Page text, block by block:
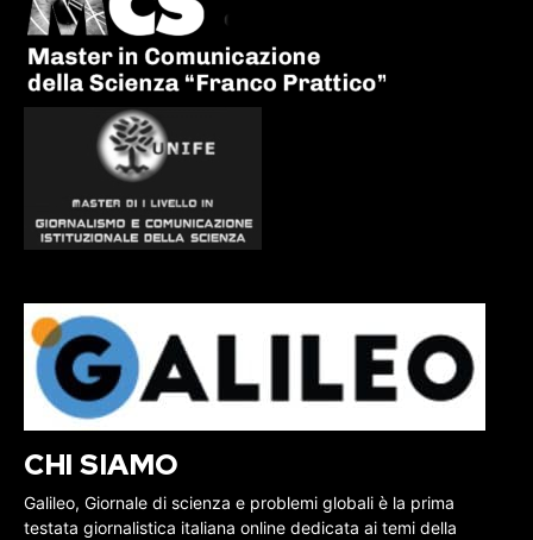
CHI SIAMO
Galileo, Giornale di scienza e problemi globali è la prima
testata giornalistica italiana online dedicata ai temi della